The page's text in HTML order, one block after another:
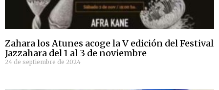
Zahara los Atunes acoge la V edición del Festival
Jazzahara del 1 al 3 de noviembre
24 de septiembre de 2024